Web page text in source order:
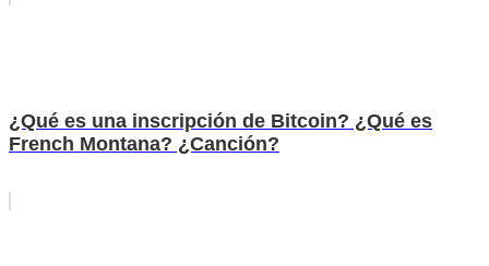
¿Qué es una inscripción de Bitcoin? ¿Qué es
French Montana? ¿Canción?